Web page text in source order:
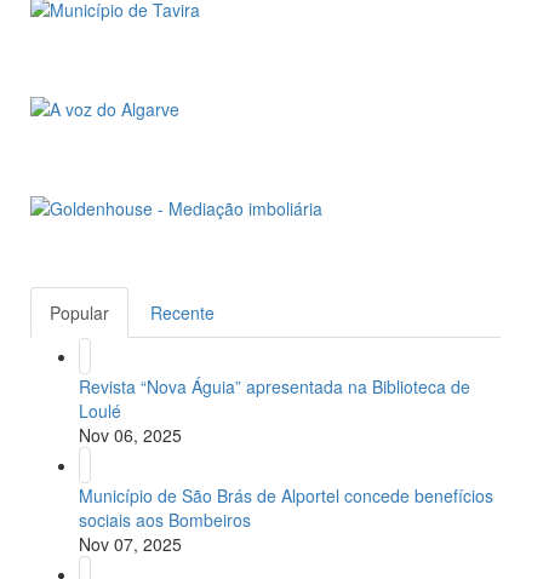
Popular Recente
Revista “Nova Águia” apresentada na Biblioteca de
Loulé
Nov 06, 2025
Município de São Brás de Alportel concede benefícios
sociais aos Bombeiros
Nov 07, 2025